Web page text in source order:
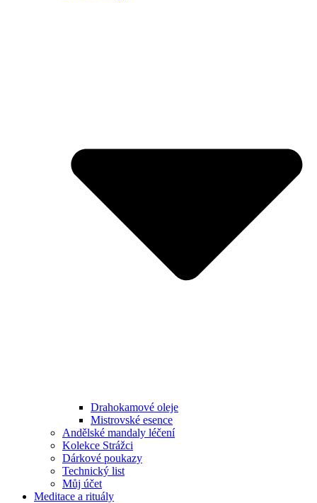
Drahokamové oleje
Mistrovské esence
Andělské mandaly léčení
Kolekce Strážci
Dárkové poukazy
Technický list
Můj účet
Meditace a rituály